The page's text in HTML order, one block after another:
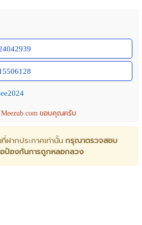
ขอบคุณครับ
ฝากประกาศเท่านั้น กรุณาตรวจสอบ
ป้องกันการถูกหลอกลวง